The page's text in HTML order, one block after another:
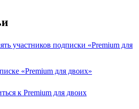
участников подписки «Premium для
«Premium для двоих»
к Premium для двоих